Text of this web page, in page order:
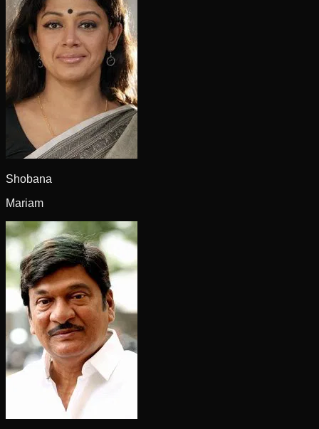
Shobana
Mariam